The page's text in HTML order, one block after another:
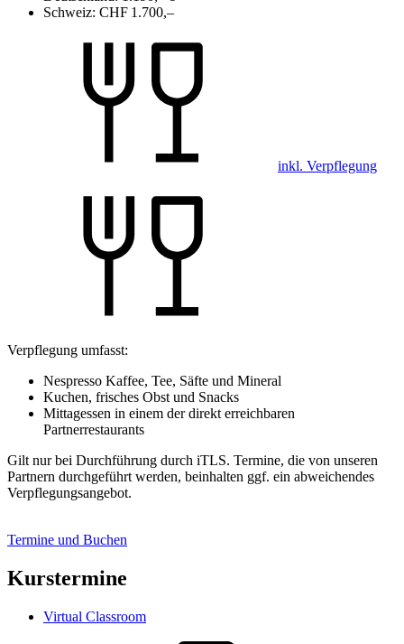
Schweiz: CHF 1.700,–
inkl. Verpflegung
Verpflegung umfasst:
Nespresso Kaffee, Tee, Säfte und Mineral
Kuchen, frisches Obst und Snacks
Mittagessen in einem der direkt erreichbaren
Partnerrestaurants
Gilt nur bei Durchführung durch iTLS. Termine, die von unseren
Partnern durchgeführt werden, beinhalten ggf. ein abweichendes
Verpflegungsangebot.
Termine und Buchen
Kurstermine
Virtual Classroom